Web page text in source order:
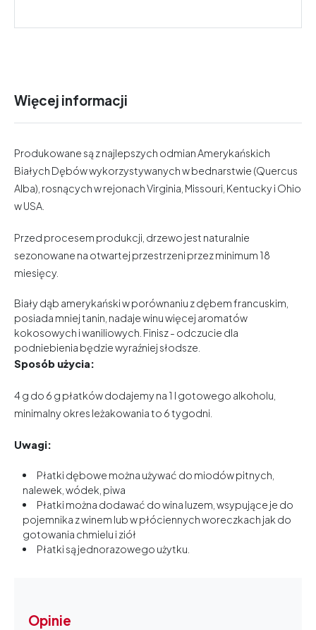
Więcej informacji
Produkowane są z najlepszych odmian Amerykańskich
Białych Dębów wykorzystywanych w bednarstwie (Quercus
Alba), rosnących w rejonach Virginia, Missouri, Kentucky i Ohio
w USA.
Przed procesem produkcji, drzewo jest naturalnie
sezonowane na otwartej przestrzeni przez minimum 18
miesięcy.
Biały dąb amerykański w porównaniu z dębem francuskim,
posiada mniej tanin, nadaje winu więcej aromatów
kokosowych i waniliowych. Finisz - odczucie dla
podniebienia będzie wyraźniej słodsze.
Sposób użycia:
4 g do 6 g płatków dodajemy na 1 l gotowego alkoholu,
minimalny okres leżakowania to 6 tygodni.
Uwagi:
Płatki dębowe można używać do miodów pitnych,
nalewek, wódek, piwa
Płatki można dodawać do wina luzem, wsypujące je do
pojemnika z winem lub w płóciennych woreczkach jak do
gotowania chmielu i ziół
Płatki są jednorazowego użytku.
Opinie